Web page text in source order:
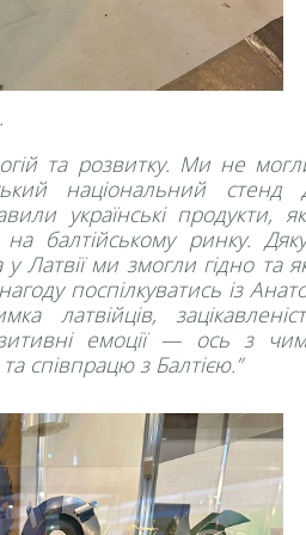
та розвитку. Ми не
національний стенд
українські продукти,
балтійському ринку.
Латвії ми змогли гідно та
поспілкуватись із
латвійців,
емоції — ось з
співпрацю з Балтією.”